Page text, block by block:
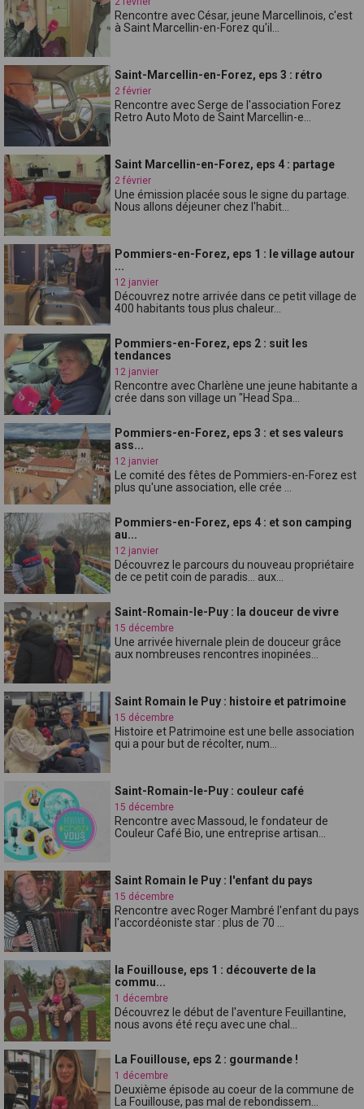
Rencontre avec César, jeune Marcellinois, c'est
à Saint Marcellin-en-Forez qu'il...
Saint-Marcellin-en-Forez, eps 3 : rétro
2 février
Rencontre avec Serge de l'association Forez
Retro Auto Moto de Saint Marcellin-e...
Saint Marcellin-en-Forez, eps 4 : partage
2 février
Une émission placée sous le signe du partage.
Nous allons déjeuner chez l'habit...
Pommiers-en-Forez, eps 1 : le village autour
...
12 janvier
Découvrez notre arrivée dans ce petit village de
400 habitants tous plus chaleur...
Pommiers-en-Forez, eps 2 : suit les
tendances
12 janvier
Rencontre avec Charlène une jeune habitante a
crée dans son village un "Head Spa...
Pommiers-en-Forez, eps 3 : et ses valeurs
ass...
12 janvier
Le comité des fêtes de Pommiers-en-Forez est
plus qu'une association, elle crée ...
Pommiers-en-Forez, eps 4 : et son camping
au...
12 janvier
Découvrez le parcours du nouveau propriétaire
de ce petit coin de paradis... aux...
Saint-Romain-le-Puy : la douceur de vivre
15 décembre
Une arrivée hivernale plein de douceur grâce
aux nombreuses rencontres inopinées...
Saint Romain le Puy : histoire et patrimoine
15 décembre
Histoire et Patrimoine est une belle association
qui a pour but de récolter, num...
Saint-Romain-le-Puy : couleur café
15 décembre
Rencontre avec Massoud, le fondateur de
Couleur Café Bio, une entreprise artisan...
Saint Romain le Puy : l'enfant du pays
15 décembre
Rencontre avec Roger Mambré l'enfant du pays
l'accordéoniste star : plus de 70 ...
la Fouillouse, eps 1 : découverte de la
commu...
1 décembre
Découvrez le début de l'aventure Feuillantine,
nous avons été reçu avec une chal...
La Fouillouse, eps 2 : gourmande !
1 décembre
Deuxième épisode au coeur de la commune de
La Fouillouse, pas mal de rebondissem...